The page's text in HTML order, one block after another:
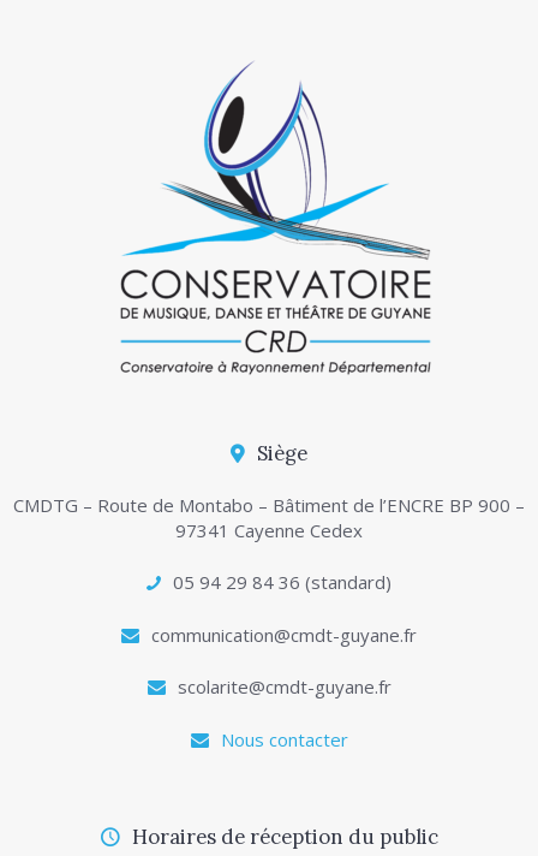
Siège
CMDTG – Route de Montabo – Bâtiment de l’ENCRE BP 900 –
97341 Cayenne Cedex
05 94 29 84 36 (standard)
communication@cmdt-guyane.fr
scolarite@cmdt-guyane.fr
Nous contacter
Horaires de réception du public